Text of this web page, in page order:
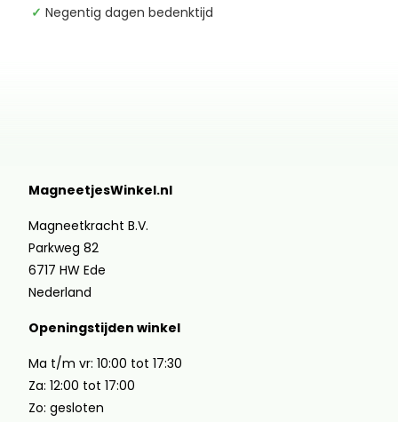
✓ Negentig dagen bedenktijd
MagneetjesWinkel.nl
Magneetkracht B.V.
Parkweg 82
6717 HW Ede
Nederland
Openingstijden winkel
Ma t/m vr: 10:00 tot 17:30
Za: 12:00 tot 17:00
Zo: gesloten